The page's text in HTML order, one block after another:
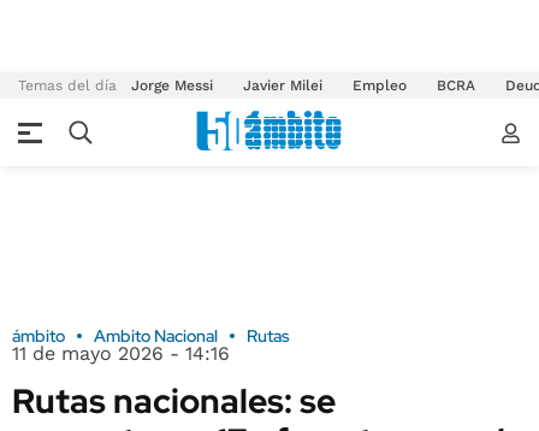
Temas del día Jorge Messi Javier Milei Empleo BCRA
ámbito Ambito Nacional Rutas
11 de mayo 2026 - 14:16
Rutas nacionales: se